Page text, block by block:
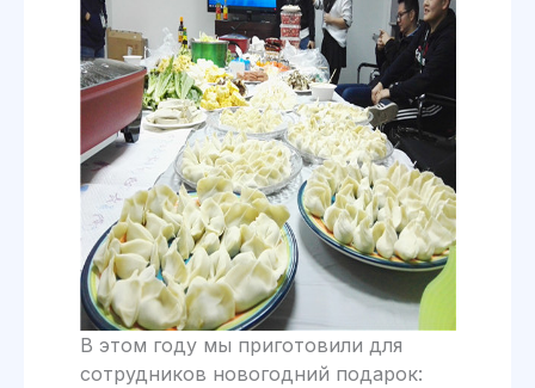
В этом году мы приготовили для
сотрудников новогодний подарок: